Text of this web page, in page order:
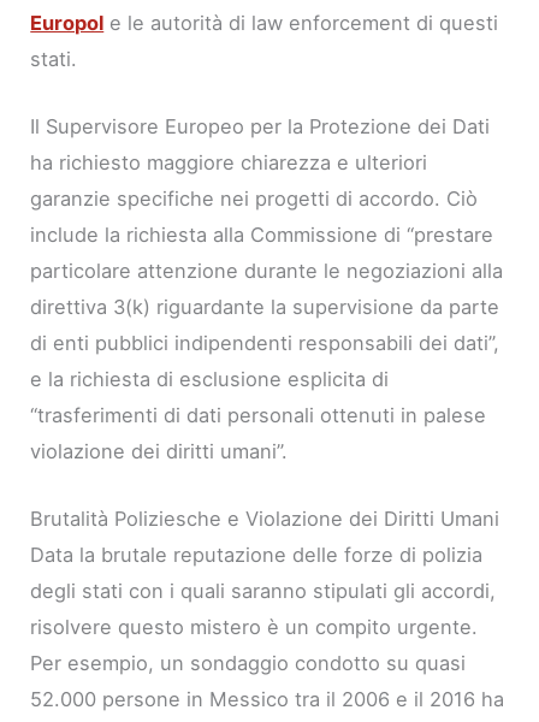
Europol e le autorità di law enforcement di questi
stati.
Il Supervisore Europeo per la Protezione dei Dati
ha richiesto maggiore chiarezza e ulteriori
garanzie specifiche nei progetti di accordo. Ciò
include la richiesta alla Commissione di “prestare
particolare attenzione durante le negoziazioni alla
direttiva 3(k) riguardante la supervisione da parte
di enti pubblici indipendenti responsabili dei dati”,
e la richiesta di esclusione esplicita di
“trasferimenti di dati personali ottenuti in palese
violazione dei diritti umani”.
Brutalità Poliziesche e Violazione dei Diritti Umani
Data la brutale reputazione delle forze di polizia
degli stati con i quali saranno stipulati gli accordi,
risolvere questo mistero è un compito urgente.
Per esempio, un sondaggio condotto su quasi
52.000 persone in Messico tra il 2006 e il 2016 ha